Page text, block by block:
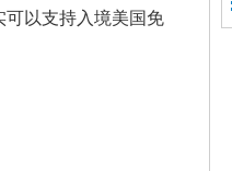
以支持入境美国免